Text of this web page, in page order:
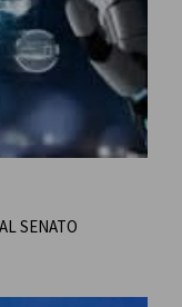
SENATO